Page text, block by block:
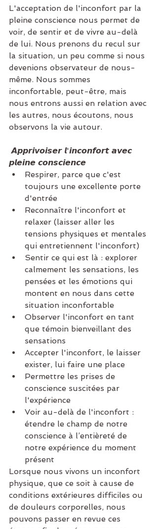
L'acceptation de l'inconfort par la
pleine conscience nous permet de
voir, de sentir et de vivre au-delà
de lui. Nous prenons du recul sur
la situation, un peu comme si nous
devenions observateur de nous-
même. Nous sommes
inconfortable, peut-être, mais
nous entrons aussi en relation avec
les autres, nous écoutons, nous
observons la vie autour.
𝘼𝙥𝙥𝙧𝙞𝙫𝙤𝙞𝙨𝙚𝙧 𝙡'𝙞𝙣𝙘𝙤𝙣𝙛𝙤𝙧𝙩 𝙖𝙫𝙚𝙘
𝙥𝙡𝙚𝙞𝙣𝙚 𝙘𝙤𝙣𝙨𝙘𝙞𝙚𝙣𝙘𝙚
Respirer, parce que c'est
toujours une excellente porte
d'entrée
Reconnaître l'inconfort et
relaxer (laisser aller les
tensions physiques et mentales
qui entretiennent l'inconfort)
Sentir ce qui est là : explorer
calmement les sensations, les
pensées et les émotions qui
montent en nous dans cette
situation inconfortable
Observer l'inconfort en tant
que témoin bienveillant des
sensations
Accepter l'inconfort, le laisser
exister, lui faire une place
Permettre les prises de
conscience suscitées par
l'expérience
Voir au-delà de l'inconfort :
étendre le champ de notre
conscience à l’entièreté de
notre expérience du moment
présent
Lorsque nous vivons un inconfort
physique, que ce soit à cause de
conditions extérieures difficiles ou
de douleurs corporelles, nous
pouvons passer en revue ces